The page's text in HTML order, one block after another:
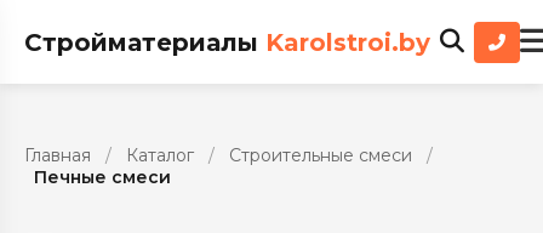
Стройматериалы Karolstroi.by
Главная / Каталог / Строительные смеси
/
Печные смеси